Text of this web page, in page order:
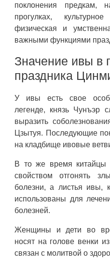
поклонения предкам,
прогулках,
физическая и
важными функциями
Значение ивы в
праздника
У ивы есть свое
легенде, князь Чунъэр
выразить
Цзытуя. Последующие
на кладбище ивовые
В то же время китайцы
свойством отгонять
болезни, а листья ивы,
использованы для
болезней.
Женщины и дети во
носят на голове венки
связан с молитвой о